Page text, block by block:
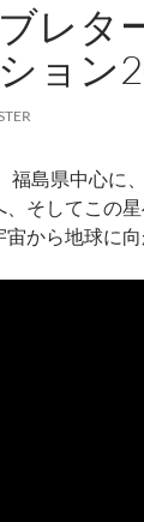
レ
ョン
福島県中心に
そしてこの
から地球に向